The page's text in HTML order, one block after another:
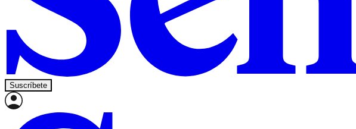
Suscríbete